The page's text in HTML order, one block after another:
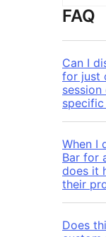
FAQ
Can I
for just
When I
Bar for
does it
their
Does